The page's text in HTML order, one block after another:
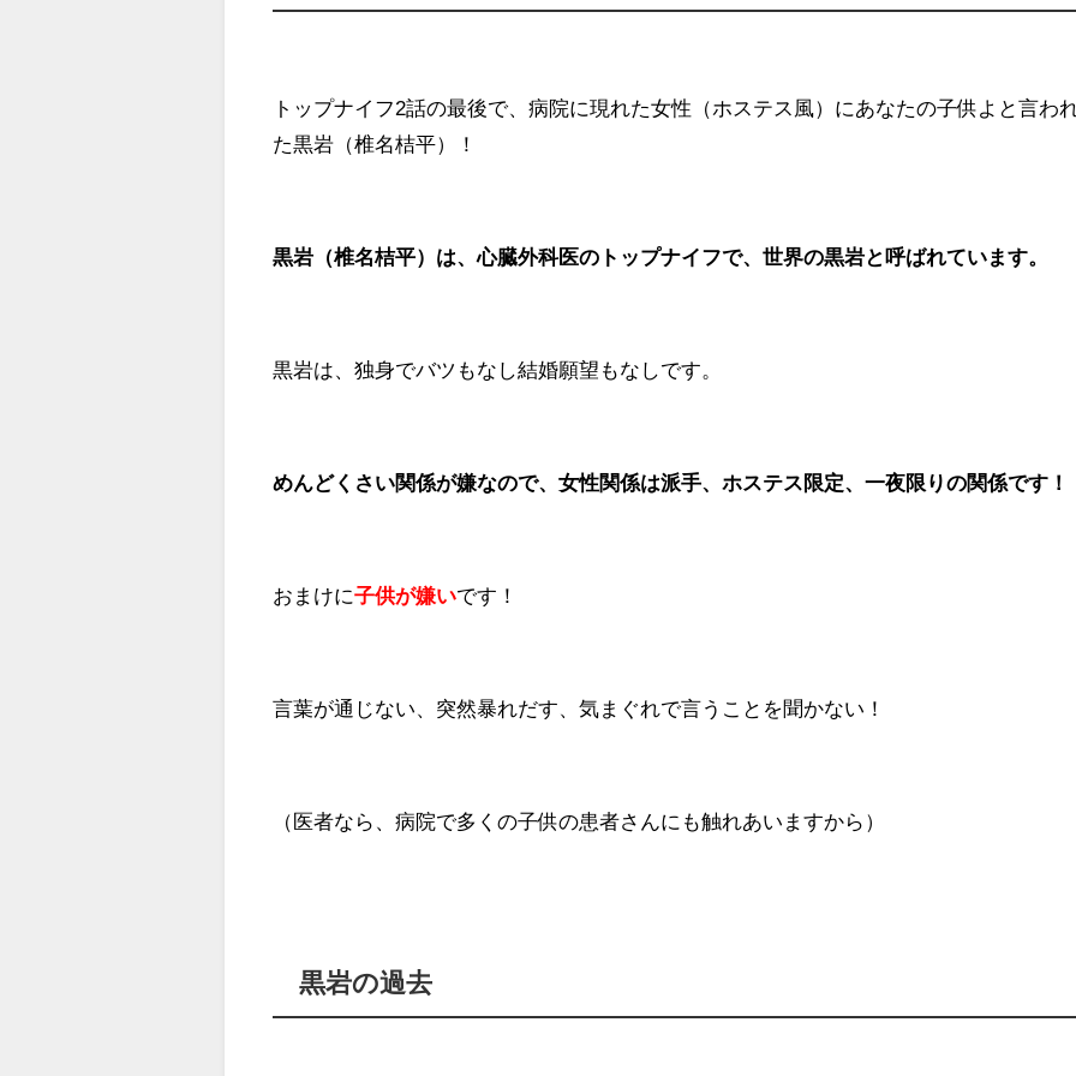
トップナイフ2話の最後で、病院に現れた女性（ホステス風）にあなたの子供よと言わ
た黒岩（椎名桔平）！
黒岩（椎名桔平）は、心臓外科医のトップナイフで、世界の黒岩と呼ばれています。
黒岩は、独身でバツもなし結婚願望もなしです。
めんどくさい関係が嫌なので、女性関係は派手、ホステス限定、一夜限りの関係です！
おまけに子供が嫌いです！
言葉が通じない、突然暴れだす、気まぐれで言うことを聞かない！
（医者なら、病院で多くの子供の患者さんにも触れあいますから）
黒岩の過去